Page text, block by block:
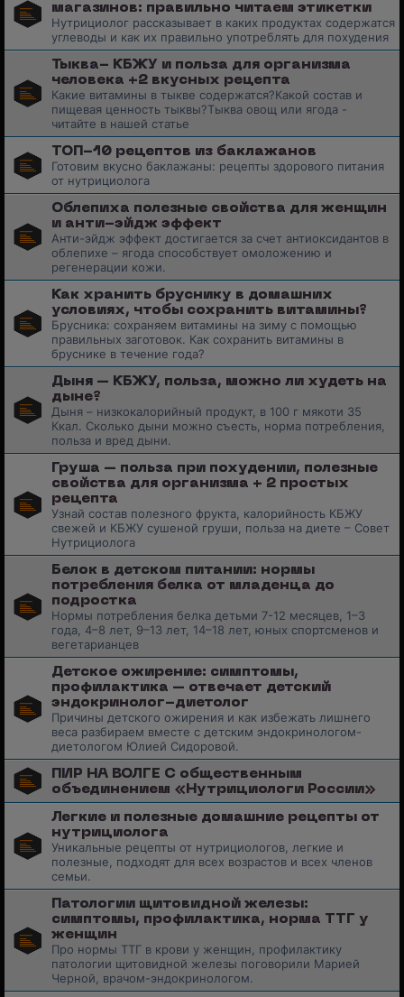
магазинов: правильно читаем этикетки
Нутрициолог рассказывает в каких продуктах содержатся
углеводы и как их правильно употреблять для похудения
Тыква- КБЖУ и польза для организма
человека +2 вкусных рецепта
Какие витамины в тыкве содержатся?Какой состав и
пищевая ценность тыквы?Тыква овощ или ягода -
читайте в нашей статье
ТОП-10 рецептов из баклажанов
Готовим вкусно баклажаны: рецепты здорового питания
от нутрициолога
Облепиха полезные свойства для женщин
и анти-эйдж эффект
Анти-эйдж эффект достигается за счет антиоксидантов в
облепихе – ягода способствует омоложению и
регенерации кожи.
Как хранить бруснику в домашних
условиях, чтобы сохранить витамины?
Брусника: сохраняем витамины на зиму с помощью
правильных заготовок. Как сохранить витамины в
бруснике в течение года?
Дыня – КБЖУ, польза, можно ли худеть на
дыне?
Дыня – низкокалорийный продукт, в 100 г мякоти 35
Ккал. Сколько дыни можно съесть, норма потребления,
польза и вред дыни.
Груша – польза при похудении, полезные
свойства для организма + 2 простых
рецепта
Узнай состав полезного фрукта, калорийность КБЖУ
свежей и КБЖУ сушеной груши, польза на диете – Совет
Нутрициолога
Белок в детском питании: нормы
потребления белка от младенца до
подростка
Нормы потребления белка детьми 7-12 месяцев, 1–3
года, 4–8 лет, 9–13 лет, 14–18 лет, юных спортсменов и
вегетарианцев
Детское ожирение: симптомы,
профилактика – отвечает детский
эндокринолог-диетолог
Причины детского ожирения и как избежать лишнего
веса разбираем вместе с детским эндокринологом-
диетологом Юлией Сидоровой.
ПИР НА ВОЛГЕ С общественным
объединением «Нутрициологи России»
Легкие и полезные домашние рецепты от
нутрициолога
Уникальные рецепты от нутрициологов, легкие и
полезные, подходят для всех возрастов и всех членов
семьи.
Патологии щитовидной железы:
симптомы, профилактика, норма ТТГ у
женщин
Про нормы ТТГ в крови у женщин, профилактику
патологии щитовидной железы поговорили Марией
Черной, врачом-эндокринологом.